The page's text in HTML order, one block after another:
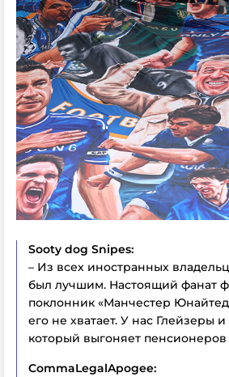
Sooty dog Snipes:
– Из всех иностранных
был лучшим. Настоящий фанат
поклонник «Манчестер
его не хватает. У нас Глейзеры
который выгоняет пенсионеров
CommaLegalApogee: